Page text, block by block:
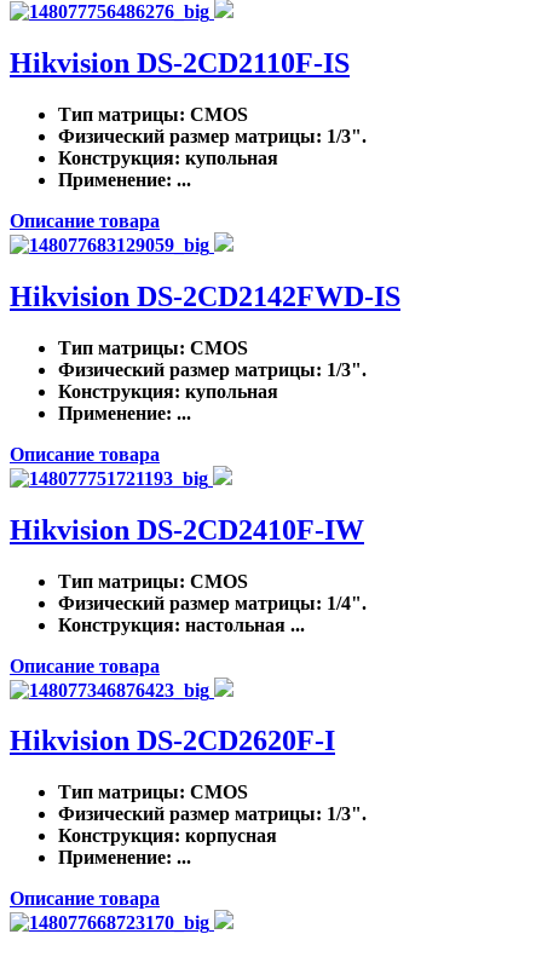
Hikvision DS-2CD2110F-IS
Тип матрицы: CMOS
Физический размер матрицы: 1/3".
Конструкция: купольная
Применение: ...
Описание товара
Hikvision DS-2CD2142FWD-IS
Тип матрицы: CMOS
Физический размер матрицы: 1/3".
Конструкция: купольная
Применение: ...
Описание товара
Hikvision DS-2CD2410F-IW
Тип матрицы: CMOS
Физический размер матрицы: 1/4".
Конструкция: настольная ...
Описание товара
Hikvision DS-2CD2620F-I
Тип матрицы: CMOS
Физический размер матрицы: 1/3".
Конструкция: корпусная
Применение: ...
Описание товара